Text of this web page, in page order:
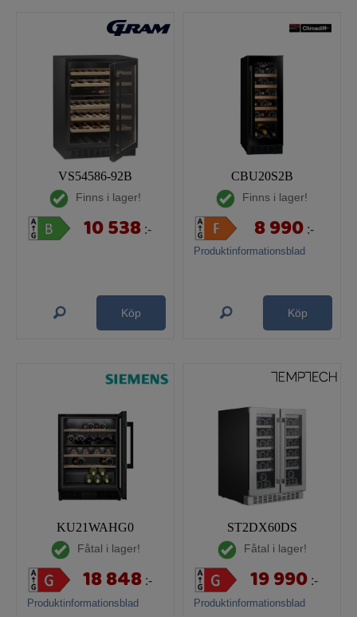
VS54586-92B
Finns i lager!
10 538 :-
Köp
CBU20S2B
Finns i lager!
Produktinformationsblad
8 990 :-
Köp
KU21WAHG0
Fåtal i lager!
Produktinformationsblad
18 848 :-
ST2DX60DS
Fåtal i lager!
Produktinformationsblad
19 990 :-